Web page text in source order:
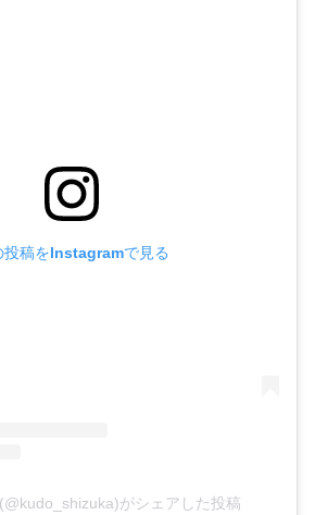
投稿をInstagramで見る
がシェアした投稿